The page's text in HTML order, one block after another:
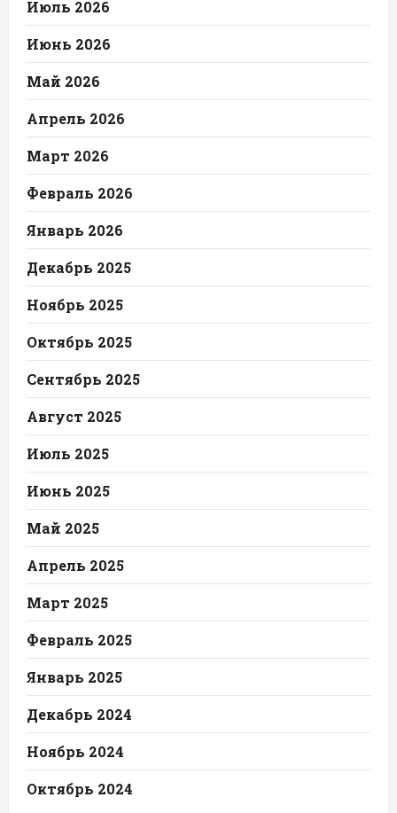
Июль 2026
Июнь 2026
Май 2026
Апрель 2026
Март 2026
Февраль 2026
Январь 2026
Декабрь 2025
Ноябрь 2025
Октябрь 2025
Сентябрь 2025
Август 2025
Июль 2025
Июнь 2025
Май 2025
Апрель 2025
Март 2025
Февраль 2025
Январь 2025
Декабрь 2024
Ноябрь 2024
Октябрь 2024